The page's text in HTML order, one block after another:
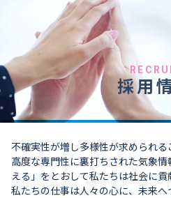
採用
不確実性が増し多様性が求められる
高度な専門性に裏打ちされた気象
える」をとおして私たちは社会に貢
私たちの仕事は人々の心に、未来へ